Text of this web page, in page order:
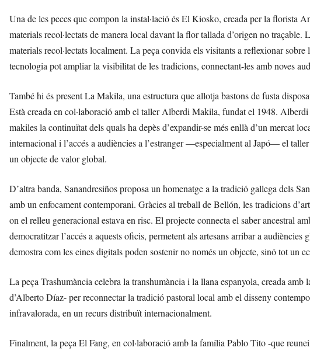
Una de les peces que compon la instal·lació és El Kiosko, creada per la florista
materials recol·lectats de manera local davant la flor tallada d’origen no
materials recol·lectats localment. La peça convida els visitants a reflexionar
tecnologia pot ampliar la visibilitat de les tradicions, connectant-les amb noves
També hi és present La Makila, una estructura que allotja bastons de fusta
Està creada en col·laboració amb el taller Alberdi Makila, fundat el 1948.
makiles la continuïtat dels quals ha depès d’expandir-se més enllà d’un mercat
internacional i l’accés a audiències a l’estranger —especialment al Japó— el
un objecte de valor global.
D’altra banda, Sanandresiños proposa un homenatge a la tradició gallega dels
amb un enfocament contemporani. Gràcies al treball de Bellón, les tradicions
on el relleu generacional estava en risc. El projecte connecta el saber ancestral
democratitzar l’accés a aquests oficis, permetent als artesans arribar a
demostra com les eines digitals poden sostenir no només un objecte, sinó tot un
La peça Trashumància celebra la transhumància i la llana espanyola, creada
d’Alberto Díaz- per reconnectar la tradició pastoral local amb el disseny
infravalorada, en un recurs distribuït internacionalment.
Finalment, la peça El Fang, en col·laboració amb la família Pablo Tito -que